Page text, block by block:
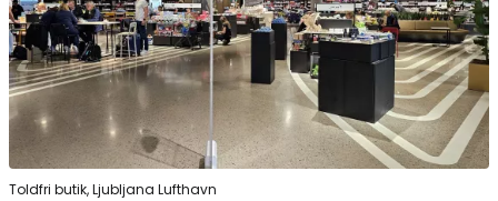
Toldfri butik, Ljubljana Lufthavn